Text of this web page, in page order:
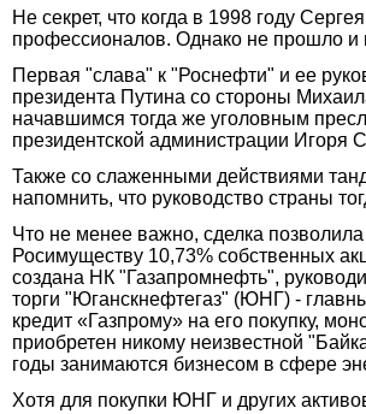
Не секрет, что когда в 1998 году
профессионалов. Однако не прошло и
Первая "слава" к "Роснефти" и ее
президента Путина со стороны
начавшимся тогда же уголовным
президентской администрации Игоря
Также со слаженными действиями
напомнить, что руководство страны
Что не менее важно, сделка
Росимуществу 10,73% собственных
создана НК "Газапромнефть",
торги "Юганскнефтегаз" (ЮНГ) -
кредит «Газпрому» на его покупку,
приобретен никому неизвестной
годы занимаются бизнесом в сфере
Хотя для покупки ЮНГ и других